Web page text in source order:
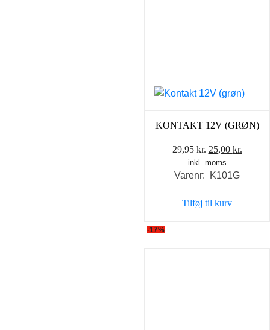
KONTAKT 12V (GRØN)
29,95kr. Den
oprindelige
pris
29,95 kr..
25,00 kr.Den
inkl. moms
Varenr: K101G
Tilføj til kurv
-17%